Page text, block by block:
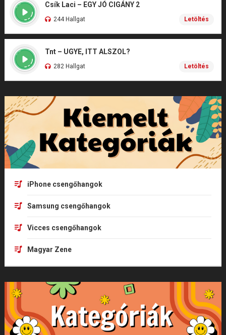
Csík Laci – EGY JÓ CIGÁNY 2
244 Hallgat Letöltés
Tnt – UGYE, ITT ALSZOL?
282 Hallgat Letöltés
iPhone csengőhangok
Samsung csengőhangok
Vicces csengőhangok
Magyar Zene